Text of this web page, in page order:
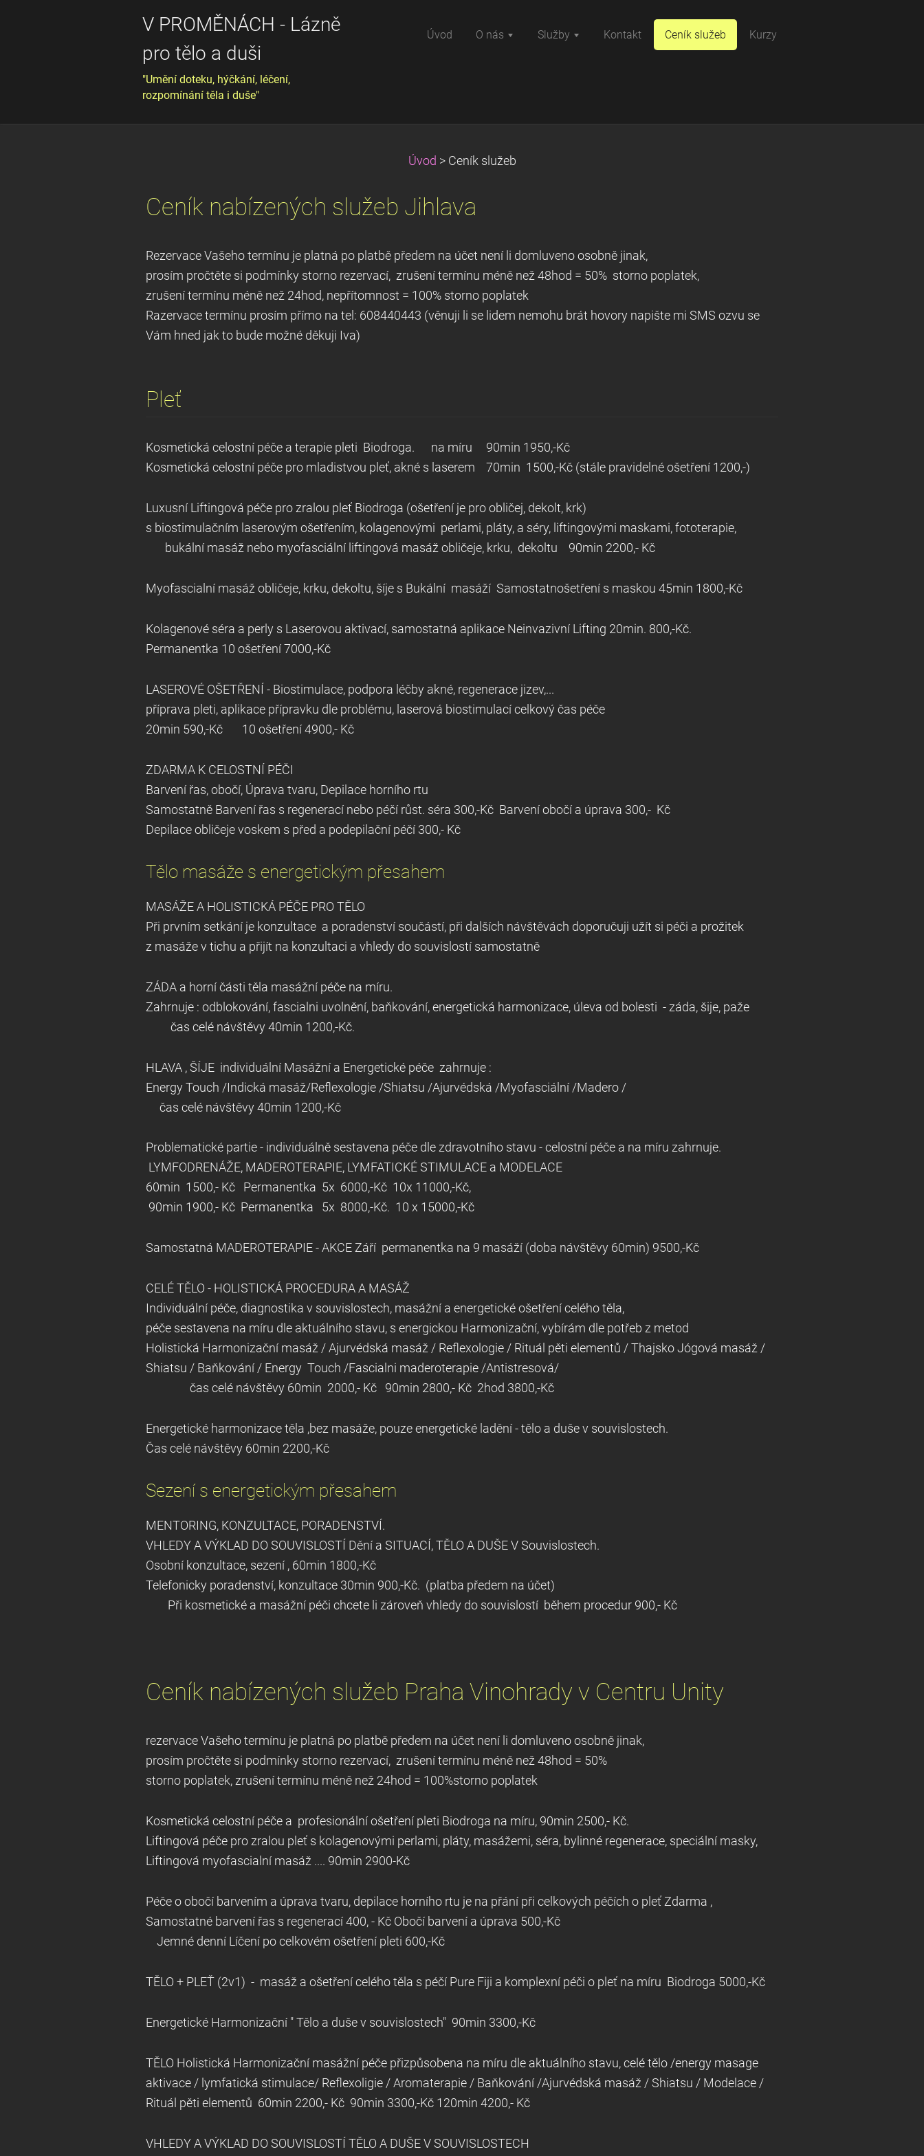
V PROMĚNÁCH - Lázně
pro tělo a duši
"Umění doteku, hýčkání, léčení,
rozpomínání těla i duše"
Úvod O nás Služby Kontakt Ceník služeb Kurzy
Úvod > Ceník služeb
Ceník nabízených služeb Jihlava
Rezervace Vašeho termínu je platná po platbě předem na účet není li domluveno osobně jinak,
prosím pročtěte si podmínky storno rezervací, zrušení termínu méně než 48hod = 50% storno poplatek,
zrušení termínu méně než 24hod, nepřítomnost = 100% storno poplatek
Razervace termínu prosím přímo na tel: 608440443 (věnuji li se lidem nemohu brát hovory napište mi SMS ozvu se
Vám hned jak to bude možné děkuji Iva)
Pleť
Kosmetická celostní péče a terapie pleti Biodroga. na míru 90min 1950,-Kč
Kosmetická celostní péče pro mladistvou pleť, akné s laserem 70min 1500,-Kč (stále pravidelné ošetření 1200,-)
Luxusní Liftingová péče pro zralou pleť Biodroga (ošetření je pro obličej, dekolt, krk)
s biostimulačním laserovým ošetřením, kolagenovými perlami, pláty, a séry, liftingovými maskami, fototerapie,
bukální masáž nebo myofasciální liftingová masáž obličeje, krku, dekoltu 90min 2200,- Kč
Myofascialní masáž obličeje, krku, dekoltu, šíje s Bukální masáží Samostatnošetření s maskou 45min 1800,-Kč
Kolagenové séra a perly s Laserovou aktivací, samostatná aplikace Neinvazivní Lifting 20min. 800,-Kč.
Permanentka 10 ošetření 7000,-Kč
LASEROVÉ OŠETŘENÍ - Biostimulace, podpora léčby akné, regenerace jizev,...
příprava pleti, aplikace přípravku dle problému, laserová biostimulací celkový čas péče
20min 590,-Kč 10 ošetření 4900,- Kč
ZDARMA K CELOSTNÍ PÉČI
Barvení řas, obočí, Úprava tvaru, Depilace horního rtu
Samostatně Barvení řas s regenerací nebo péčí růst. séra 300,-Kč Barvení obočí a úprava 300,- Kč
Depilace obličeje voskem s před a podepilační péčí 300,- Kč
Tělo masáže s energetickým přesahem
MASÁŽE A HOLISTICKÁ PÉČE PRO TĚLO
Při prvním setkání je konzultace a poradenství součástí, při dalších návštěvách doporučuji užít si péči a prožitek
z masáže v tichu a přijít na konzultaci a vhledy do souvislostí samostatně
ZÁDA a horní části těla masážní péče na míru.
Zahrnuje : odblokování, fascialni uvolnění, baňkování, energetická harmonizace, úleva od bolesti - záda, šije, paže
čas celé návštěvy 40min 1200,-Kč.
HLAVA , ŠÍJE individuální Masážní a Energetické péče zahrnuje :
Energy Touch /Indická masáž/Reflexologie /Shiatsu /Ajurvédská /Myofasciální /Madero /
čas celé návštěvy 40min 1200,-Kč
Problematické partie - individuálně sestavena péče dle zdravotního stavu - celostní péče a na míru zahrnuje.
LYMFODRENÁŽE, MADEROTERAPIE, LYMFATICKÉ STIMULACE a MODELACE
60min 1500,- Kč Permanentka 5x 6000,-Kč 10x 11000,-Kč,
90min 1900,- Kč Permanentka 5x 8000,-Kč. 10 x 15000,-Kč
Samostatná MADEROTERAPIE - AKCE Září permanentka na 9 masáží (doba návštěvy 60min) 9500,-Kč
CELÉ TĚLO - HOLISTICKÁ PROCEDURA A MASÁŽ
Individuální péče, diagnostika v souvislostech, masážní a energetické ošetření celého těla,
péče sestavena na míru dle aktuálního stavu, s energickou Harmonizační, vybírám dle potřeb z metod
Holistická Harmonizační masáž / Ajurvédská masáž / Reflexologie / Rituál pěti elementů / Thajsko Jógová masáž /
Shiatsu / Baňkování / Energy Touch /Fascialni maderoterapie /Antistresová/
čas celé návštěvy 60min 2000,- Kč 90min 2800,- Kč 2hod 3800,-Kč
Energetické harmonizace těla ,bez masáže, pouze energetické ladění - tělo a duše v souvislostech.
Čas celé návštěvy 60min 2200,-Kč
Sezení s energetickým přesahem
MENTORING, KONZULTACE, PORADENSTVÍ.
VHLEDY A VÝKLAD DO SOUVISLOSTÍ Dění a SITUACÍ, TĚLO A DUŠE V Souvislostech.
Osobní konzultace, sezení , 60min 1800,-Kč
Telefonicky poradenství, konzultace 30min 900,-Kč. (platba předem na účet)
Při kosmetické a masážní péči chcete li zároveň vhledy do souvislostí během procedur 900,- Kč
Ceník nabízených služeb Praha Vinohrady v Centru Unity
rezervace Vašeho termínu je platná po platbě předem na účet není li domluveno osobně jinak,
prosím pročtěte si podmínky storno rezervací, zrušení termínu méně než 48hod = 50%
storno poplatek, zrušení termínu méně než 24hod = 100%storno poplatek
Kosmetická celostní péče a profesionální ošetření pleti Biodroga na míru, 90min 2500,- Kč.
Liftingová péče pro zralou pleť s kolagenovými perlami, pláty, masážemi, séra, bylinné regenerace, speciální masky,
Liftingová myofascialní masáž .... 90min 2900-Kč
Péče o obočí barvením a úprava tvaru, depilace horního rtu je na přání při celkových péčích o pleť Zdarma ,
Samostatné barvení řas s regenerací 400, - Kč Obočí barvení a úprava 500,-Kč
Jemné denní Líčení po celkovém ošetření pleti 600,-Kč
TĚLO + PLEŤ (2v1) - masáž a ošetření celého těla s péčí Pure Fiji a komplexní péči o pleť na míru Biodroga 5000,-Kč
Energetické Harmonizační " Tělo a duše v souvislostech" 90min 3300,-Kč
TĚLO Holistická Harmonizační masážní péče přizpůsobena na míru dle aktuálního stavu, celé tělo /energy masage
aktivace / lymfatická stimulace/ Reflexoligie / Aromaterapie / Baňkování /Ajurvédská masáž / Shiatsu / Modelace /
Rituál pěti elementů 60min 2200,- Kč 90min 3300,-Kč 120min 4200,- Kč
VHLEDY A VÝKLAD DO SOUVISLOSTÍ TĚLO A DUŠE V SOUVISLOSTECH